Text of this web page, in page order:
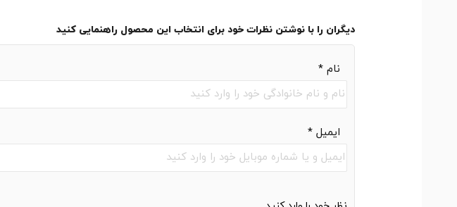
دیگران را با نوشتن نظرات خود برای انتخاب این محصول راهنمایی کنید
نام*
ایمیل*